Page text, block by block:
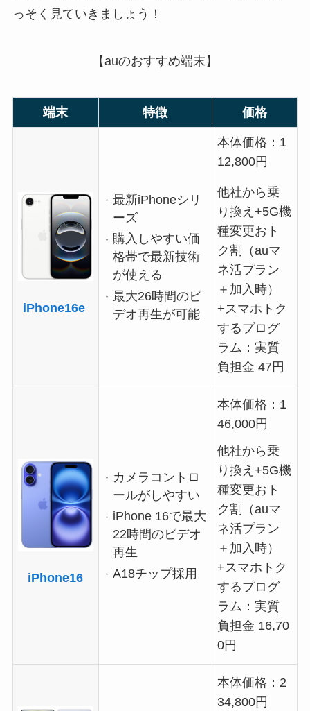
っそく見ていきましょう！
【auのおすすめ端末】
端末 特徴 価格
iPhone16e
最新iPhoneシリ
ーズ
購入しやすい価
格帯で最新技術
が使える
最大26時間のビ
デオ再生が可能
本体価格：1
12,800円
他社から乗
り換え+5G機
種変更おト
ク割（auマ
ネ活プラン
＋加入時）
+スマホトク
するプログ
ラム：実質
負担金 47円
iPhone16
カメラコントロ
ールがしやすい
iPhone 16で最大
22時間のビデオ
再生
A18チップ採用
本体価格：1
46,000円
他社から乗
り換え+5G機
種変更おト
ク割（auマ
ネ活プラン
＋加入時）
+スマホトク
するプログ
ラム：実質
負担金 16,70
0円
本体価格：2
34,800円